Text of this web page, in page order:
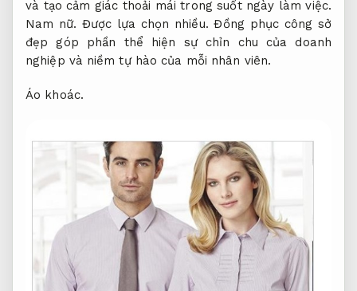
và tạo cảm giác thoải mái trong suốt ngày làm việc.
Nam nữ. Được lựa chọn nhiều. Đồng phục công sở
đẹp góp phần thể hiện sự chỉn chu của doanh
nghiệp và niềm tự hào của mỗi nhân viên.
Áo khoác.